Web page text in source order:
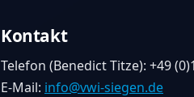
Kontakt
Telefon (Benedict Titze): +49
E-Mail: info@vwi-siegen.de